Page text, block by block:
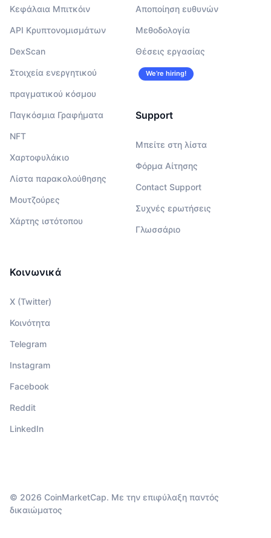
Κεφάλαια Μπιτκόιν
API Κρυπτονομισμάτων
DexScan
Στοιχεία ενεργητικού
πραγματικού κόσμου
Παγκόσμια Γραφήματα
NFT
Χαρτοφυλάκιο
Λίστα παρακολούθησης
Μουτζούρες
Χάρτης ιστότοπου
Αποποίηση ευθυνών
Μεθοδολογία
Θέσεις εργασίας
We’re hiring!
Support
Μπείτε στη λίστα
Φόρμα Αίτησης
Contact Support
Συχνές ερωτήσεις
Γλωσσάριο
Κοινωνικά
X (Twitter)
Κοινότητα
Telegram
Instagram
Facebook
Reddit
LinkedIn
© 2026 CoinMarketCap. Με την επιφύλαξη παντός
δικαιώματος